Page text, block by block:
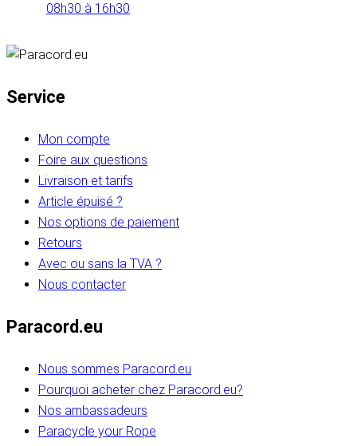
08h30 à 16h30
Service
Mon compte
Foire aux questions
Livraison et tarifs
Article épuisé ?
Nos options de paiement
Retours
Avec ou sans la TVA ?
Nous contacter
Paracord.eu
Nous sommes Paracord.eu
Pourquoi acheter chez Paracord.eu?
Nos ambassadeurs
Paracycle your Rope